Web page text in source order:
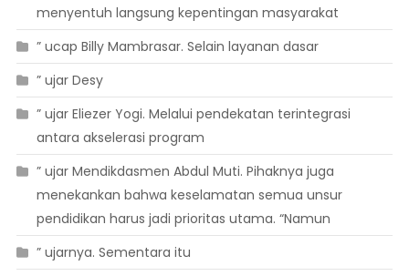
menyentuh langsung kepentingan masyarakat
” ucap Billy Mambrasar. Selain layanan dasar
” ujar Desy
” ujar Eliezer Yogi. Melalui pendekatan terintegrasi
antara akselerasi program
” ujar Mendikdasmen Abdul Muti. Pihaknya juga
menekankan bahwa keselamatan semua unsur
pendidikan harus jadi prioritas utama. “Namun
” ujarnya. Sementara itu